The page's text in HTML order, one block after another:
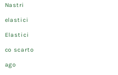
Nastri
elastici
Elastici
co scarto
ago